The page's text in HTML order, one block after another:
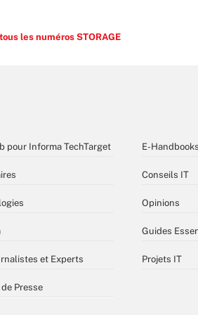
les numéros STORAGE
pour Informa TechTarget
et Experts
Presse
E-
Conseils IT
Opinions
Guides
Projets IT